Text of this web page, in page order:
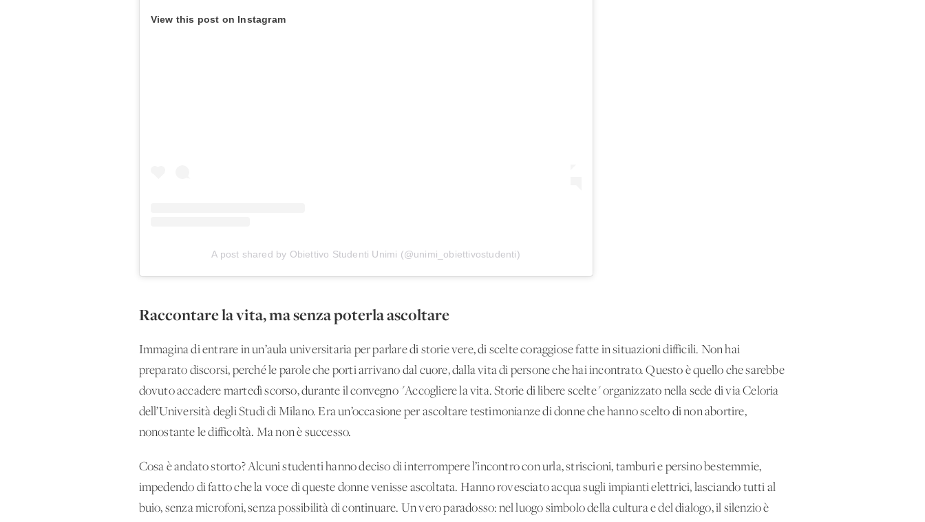
View this post on Instagram
A post shared by Obiettivo Studenti Unimi (@unimi_obiettivostudenti)
Raccontare la vita, ma senza poterla ascoltare
Immagina di entrare in un’aula universitaria per parlare di storie vere, di scelte coraggiose fatte in situazioni difficili. Non hai
preparato discorsi, perché le parole che porti arrivano dal cuore, dalla vita di persone che hai incontrato. Questo è quello che sarebbe
dovuto accadere martedì scorso, durante il convegno "Accogliere la vita. Storie di libere scelte" organizzato nella sede di via Celoria
dell’Università degli Studi di Milano. Era un’occasione per ascoltare testimonianze di donne che hanno scelto di non abortire,
nonostante le difficoltà. Ma non è successo.
Cosa è andato storto? Alcuni studenti hanno deciso di interrompere l’incontro con urla, striscioni, tamburi e persino bestemmie,
impedendo di fatto che la voce di queste donne venisse ascoltata. Hanno rovesciato acqua sugli impianti elettrici, lasciando tutti al
buio, senza microfoni, senza possibilità di continuare. Un vero paradosso: nel luogo simbolo della cultura e del dialogo, il silenzio è